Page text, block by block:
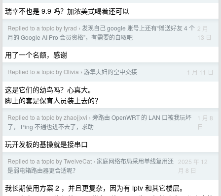
瑞幸不也是 9.9 吗？加浓美式喝着还可以
Replied to a topic by tyrad › 发现自己 google 账号上还有“赠送好友 4 个
月的 Google AI Pro 会员资格”，有需要的自取吧
2 月
13 日
用了一个名额，感谢
Replied to a topic by Olivia › 游隼夫妇的空中交接 1 月 11 日
这是它们的幼鸟吗？心真大。
脚上的套是保育人员装上去的？
Replied to a topic by zhaojjxvi › 旁路由 OpenWRT 的 LAN 口被我玩坏
了， Ping 不通也进不去了，求助
1 月 8
日
玩开发板的基操就是接串口
Replied to a topic by TwelveCat › 家庭网络布局采用单线复用还
是弱电箱路由器更合适呢？
2025 年 12
月 8 日
我长期使用方案 2 ，并且更复杂，因为有 iptv 和其它楼层。